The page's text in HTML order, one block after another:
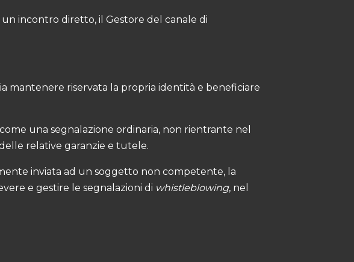
incontro diretto, il Gestore del canale di
mantenere riservata la propria identità e beneficiare
una segnalazione ordinaria, non rientrante nel
relative garanzie e tutele.
inviata ad un soggetto non competente, la
e gestire le segnalazioni di whistleblowing, nel